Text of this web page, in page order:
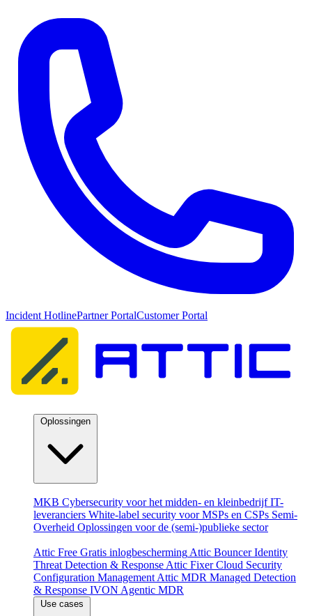
Incident HotlinePartner PortalCustomer Portal
MKB Cybersecurity voor het midden- en kleinbedrijf IT-
leveranciers White-label security voor MSPs en CSPs Semi-
Overheid Oplossingen voor de (semi-)publieke sector
Attic Free Gratis inlogbescherming Attic Bouncer Identity
Threat Detection & Response Attic Fixer Cloud Security
Configuration Management Attic MDR Managed Detection
& Response IVON Agentic MDR